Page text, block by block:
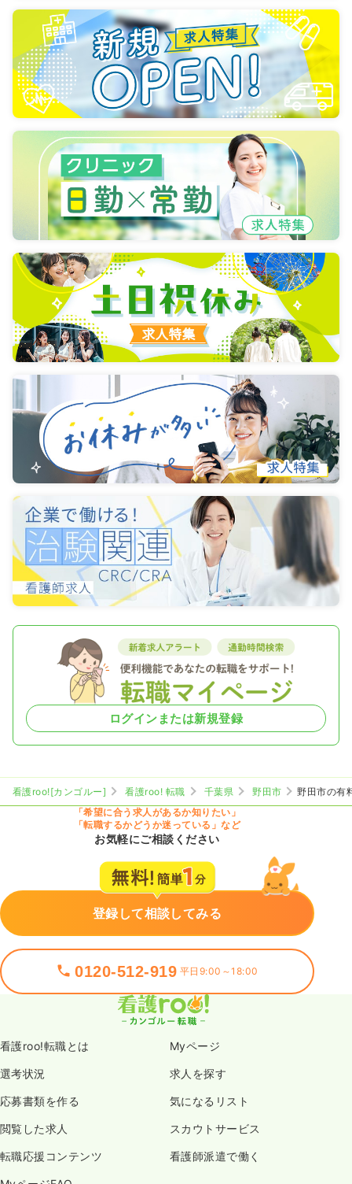
ログインまたは新規登録
看護roo![カンゴルー] 看護roo! 転職 千葉県 野田市
野田市の有
「希望に合う求人があるか知りたい」
「転職するかどうか迷っている」など
お気軽にご相談ください
登録して相談してみる
0120-512-919 平日9:00～18:00
看護roo!転職とは Myページ
選考状況 求人を探す
応募書類を作る 気になるリスト
閲覧した求人 スカウトサービス
転職応援コンテンツ 看護師派遣で働く